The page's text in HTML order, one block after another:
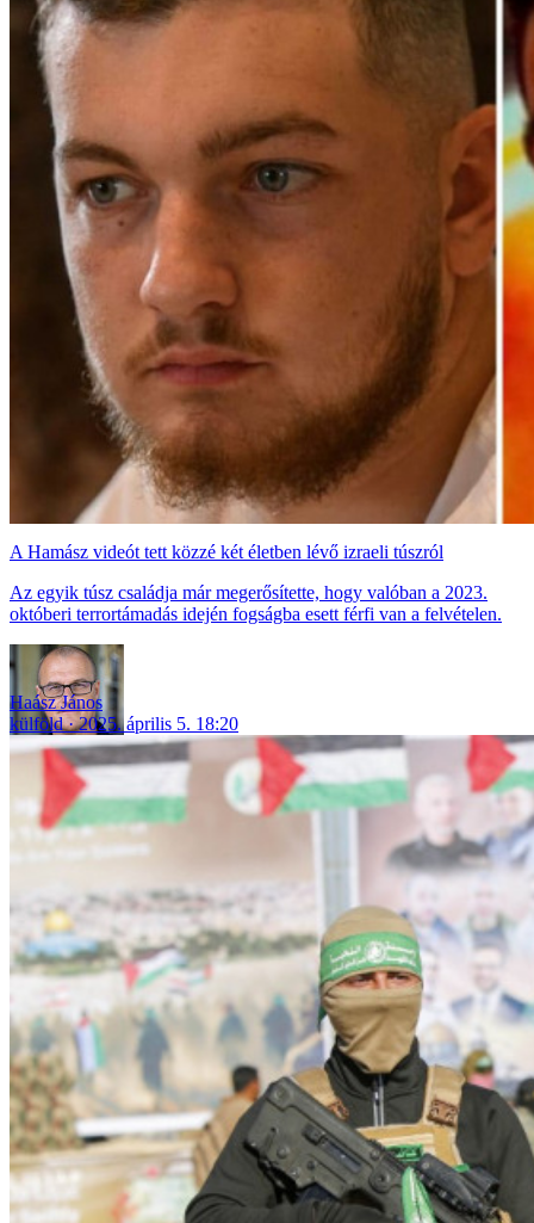
A Hamász videót tett közzé két életben lévő izraeli túszról
Az egyik túsz családja már megerősítette, hogy valóban a 2023.
októberi terrortámadás idején fogságba esett férfi van a felvételen.
Haász János
külföld
2025. április 5. 18:20